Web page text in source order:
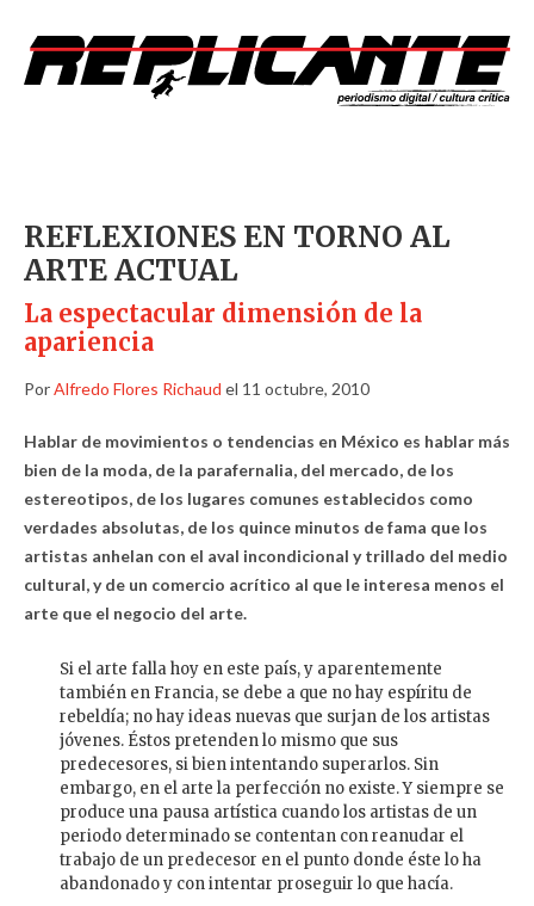
REFLEXIONES EN TORNO AL
ARTE ACTUAL
La espectacular dimensión de la
apariencia
PorAlfredo Flores Richaud el 11 octubre, 2010
Hablar de movimientos o tendencias en México es hablar más
bien de la moda, de la parafernalia, del mercado, de los
estereotipos, de los lugares comunes establecidos como
verdades absolutas, de los quince minutos de fama que los
artistas anhelan con el aval incondicional y trillado del medio
cultural, y de un comercio acrítico al que le interesa menos el
arte que el negocio del arte.
Si el arte falla hoy en este país, y aparentemente
también en Francia, se debe a que no hay espíritu de
rebeldía; no hay ideas nuevas que surjan de los artistas
jóvenes. Éstos pretenden lo mismo que sus
predecesores, si bien intentando superarlos. Sin
embargo, en el arte la perfección no existe. Y siempre se
produce una pausa artística cuando los artistas de un
periodo determinado se contentan con reanudar el
trabajo de un predecesor en el punto donde éste lo ha
abandonado y con intentar proseguir lo que hacía.